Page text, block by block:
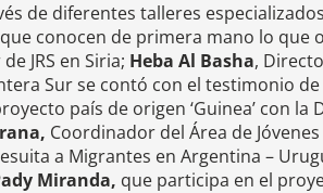
de diferentes talleres
conocen de primera mano lo que
JRS en Siria; Heba Al Basha,
Sur se contó con el testimonio de
país de origen ‘Guinea’ con
Coordinador del Área de
a Migrantes en Argentina –
Miranda, que participa en el